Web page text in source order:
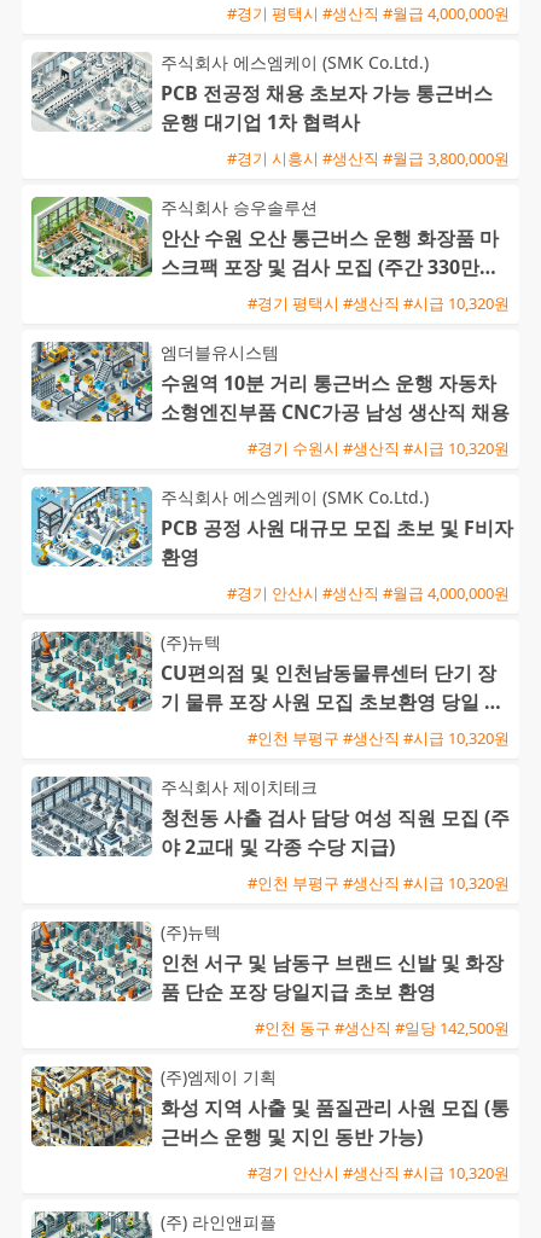
#경기 평택시 #생산직 #월급 4,000,000원
주식회사 에스엠케이 (SMK Co.Ltd.)
PCB 전공정 채용 초보자 가능 통근버스
운행 대기업 1차 협력사
#경기 시흥시 #생산직 #월급 3,800,000원
주식회사 승우솔루션
안산 수원 오산 통근버스 운행 화장품 마
스크팩 포장 및 검사 모집 (주간 330만원 /
야간 390만원)#경기 평택시 #생산직 #시급 10,320원
엠더블유시스템
수원역 10분 거리 통근버스 운행 자동차
소형엔진부품 CNC가공 남성 생산직 채용
#경기 수원시 #생산직 #시급 10,320원
주식회사 에스엠케이 (SMK Co.Ltd.)
PCB 공정 사원 대규모 모집 초보 및 F비자
환영
#경기 안산시 #생산직 #월급 4,000,000원
(주)뉴텍
CU편의점 및 인천남동물류센터 단기 장
기 물류 포장 사원 모집 초보환영 당일 익
#인천 부평구 #생산직 #시급 10,320원
주식회사 제이치테크
청천동 사출 검사 담당 여성 직원 모집 (주
야 2교대 및 각종 수당 지급)
#인천 부평구 #생산직 #시급 10,320원
(주)뉴텍
인천 서구 및 남동구 브랜드 신발 및 화장
품 단순 포장 당일지급 초보 환영
#인천 동구 #생산직 #일당 142,500원
(주)엠제이 기획
화성 지역 사출 및 품질관리 사원 모집 (통
근버스 운행 및 지인 동반 가능)
#경기 안산시 #생산직 #시급 10,320원
(주) 라인앤피플